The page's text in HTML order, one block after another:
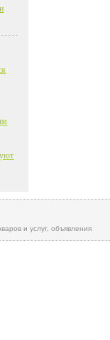
и услуг, объявления